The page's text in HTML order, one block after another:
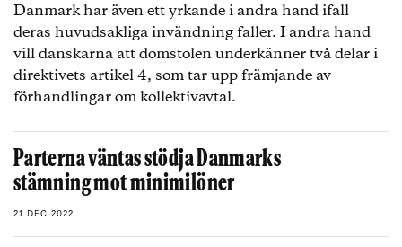
Danmark har även ett yrkande i andra hand ifall
deras huvudsakliga invändning faller. I andra hand
vill danskarna att domstolen underkänner två delar i
direktivets artikel 4, som tar upp främjande av
förhandlingar om kollektivavtal.
Parterna väntas stödja Danmarks
stämning mot minimilöner
21 DEC 2022